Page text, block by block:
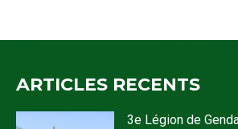
ARTICLES RECENTS
3e Légion de